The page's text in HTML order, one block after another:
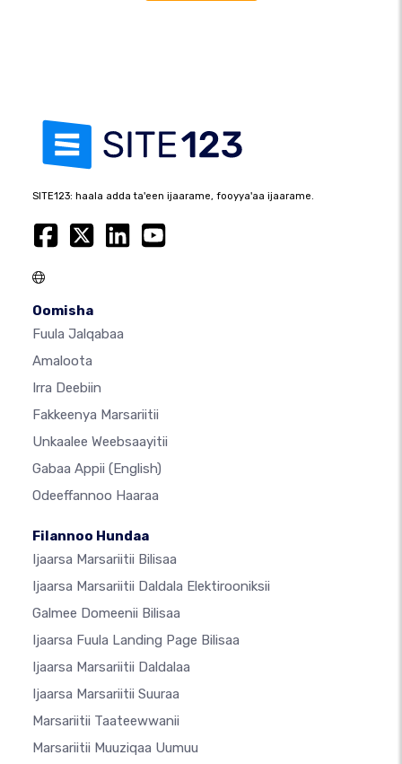
SITE123: haala adda ta'een ijaarame, fooyya'aa ijaarame.
Oomisha
Fuula Jalqabaa
Amaloota
Irra Deebiin
Fakkeenya Marsariitii
Unkaalee Weebsaayitii
Gabaa Appii (English)
Odeeffannoo Haaraa
Filannoo Hundaa
Ijaarsa Marsariitii Bilisaa
Ijaarsa Marsariitii Daldala Elektirooniksii
Galmee Domeenii Bilisaa
Ijaarsa Fuula Landing Page Bilisaa
Ijaarsa Marsariitii Daldalaa
Ijaarsa Marsariitii Suuraa
Marsariitii Taateewwanii
Marsariitii Muuziqaa Uumuu